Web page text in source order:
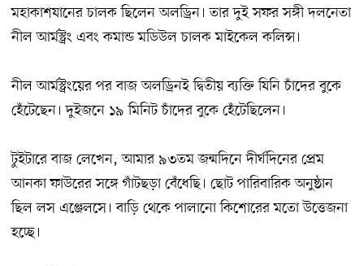
মহাকাশযানের চালক ছিলেন অলড্রিন। তার দুই সফর সঙ্গী দলনেতা
নীল আর্মস্ট্রং এবং কমান্ড মডিউল চালক মাইকেল কলিন্স।
নীল আর্মস্ট্রংয়ের পর বাজ অলড্রিনই দ্বিতীয় ব্যক্তি যিনি চাঁদের বুকে
হেঁটেছেন। দুইজনে ১৯ মিনিট চাঁদের বুকে হেঁটেছিলেন।
টুইটারে বাজ লেখেন, আমার ৯৩তম জন্মদিনে দীর্ঘদিনের প্রেম
আনকা ফাউরের সঙ্গে গাঁটছড়া বেঁধেছি। ছোট পারিবারিক অনুষ্ঠান
ছিল লস এঞ্জেলসে। বাড়ি থেকে পালানো কিশোরের মতো উত্তেজনা
হচ্ছে।